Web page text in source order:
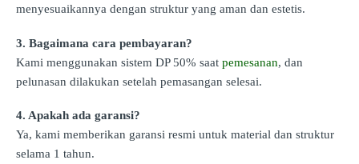
menyesuaikannya dengan struktur yang aman dan estetis.
3. Bagaimana cara pembayaran?
Kami menggunakan sistem DP 50% saat pemesanan, dan
pelunasan dilakukan setelah pemasangan selesai.
4. Apakah ada garansi?
Ya, kami memberikan garansi resmi untuk material dan struktur
selama 1 tahun.